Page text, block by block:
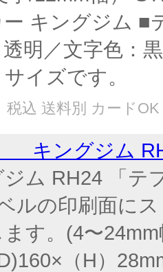
ー キングジム ■
明／文字色：
イズです。
税込 送料別 カードOK
ングジム
ジム RH24 「テ
ルの印刷面に
す。(4〜
（H）